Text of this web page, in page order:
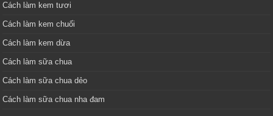
Cách làm kem tươi
Cách làm kem chuối
Cách làm kem dừa
Cách làm sữa chua
Cách làm sữa chua dẻo
Cách làm sữa chua nha đam